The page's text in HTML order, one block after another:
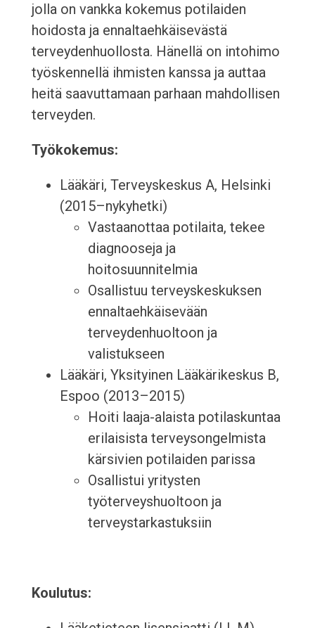
jolla on vankka kokemus potilaiden
hoidosta ja ennaltaehkäisevästä
terveydenhuollosta. Hänellä on intohimo
työskennellä ihmisten kanssa ja auttaa
heitä saavuttamaan parhaan mahdollisen
terveyden.
Työkokemus:
Lääkäri, Terveyskeskus A, Helsinki
(2015–nykyhetki)
Vastaanottaa potilaita, tekee
diagnooseja ja
hoitosuunnitelmia
Osallistuu terveyskeskuksen
ennaltaehkäisevään
terveydenhuoltoon ja
valistukseen
Lääkäri, Yksityinen Lääkärikeskus B,
Espoo (2013–2015)
Hoiti laaja-alaista potilaskuntaa
erilaisista terveysongelmista
kärsivien potilaiden parissa
Osallistui yritysten
työterveyshuoltoon ja
terveystarkastuksiin
Koulutus: